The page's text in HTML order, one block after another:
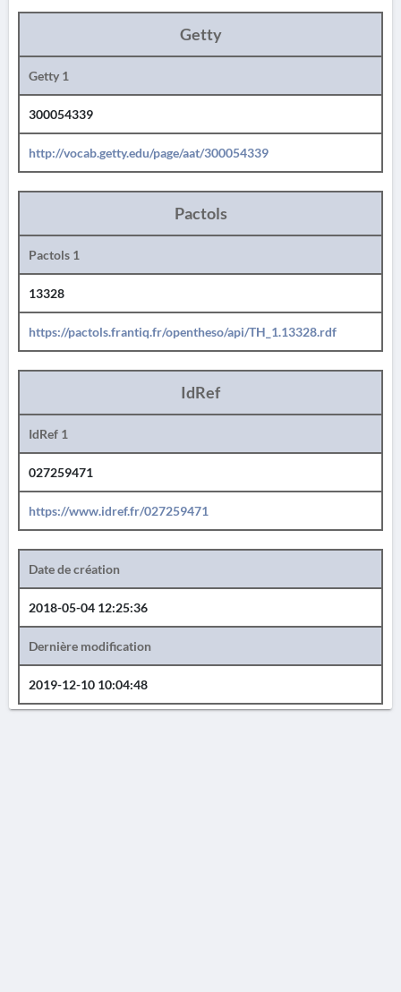
Getty
Getty 1
300054339
http://vocab.getty.edu/page/aat/300054339
Pactols
Pactols 1
13328
https://pactols.frantiq.fr/opentheso/api/TH_1.13328.rdf
IdRef
IdRef 1
027259471
https://www.idref.fr/027259471
Date de création
2018-05-04 12:25:36
Dernière modification
2019-12-10 10:04:48